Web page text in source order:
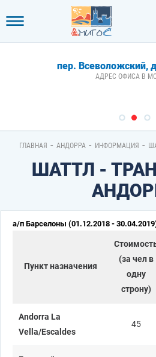
пер. Всеволожский,
АДРЕС ОФИСА В
ГЛАВНАЯ - АНДОРРА - ИНФОРМАЦИЯ -
ШАТТЛ -
а/п Барселоны (01.12.2018 -
Пункт назначения
(за чел в
одну
строну)
Andorra La
Vella/Escaldes
45